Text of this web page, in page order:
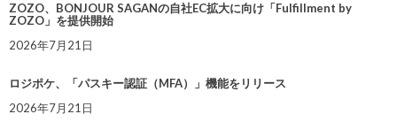
ZOZO、BONJOUR SAGANの自社EC拡大に向け「Fulfillment by
ZOZO」を提供開始
2026年7月21日
ロジポケ、「パスキー認証（MFA）」機能をリリース
2026年7月21日